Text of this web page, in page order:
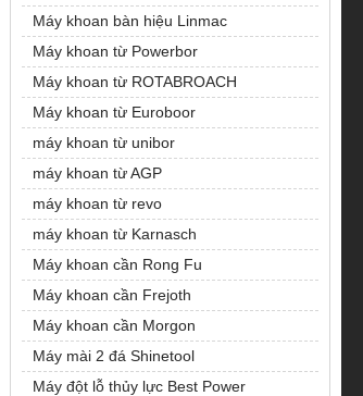
Máy khoan bàn hiệu Linmac
Máy khoan từ Powerbor
Máy khoan từ ROTABROACH
Máy khoan từ Euroboor
máy khoan từ unibor
máy khoan từ AGP
máy khoan từ revo
máy khoan từ Karnasch
Máy khoan cần Rong Fu
Máy khoan cần Frejoth
Máy khoan cần Morgon
Máy mài 2 đá Shinetool
Máy đột lỗ thủy lực Best Power